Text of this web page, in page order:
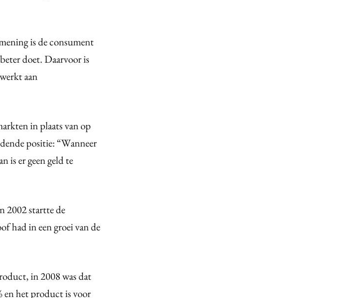
is de consument
doet. Daarvoor is
aan
in plaats van op
positie: “Wanneer
is er geen geld te
2002 startte de
had in een groei van de
in 2008 was dat
en het product is voor